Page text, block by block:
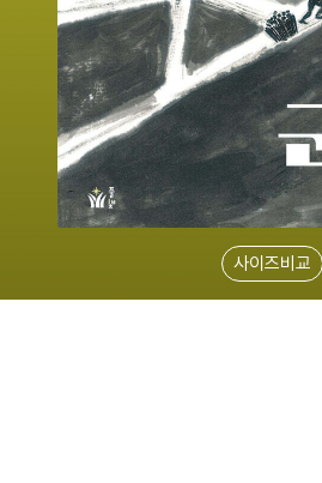
사이즈비교